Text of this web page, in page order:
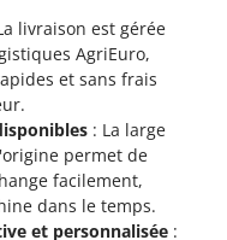
livraison est gérée
AgriEuro,
et sans frais
: La large
permet de
facilement,
dans le temps.
et personnalisée :